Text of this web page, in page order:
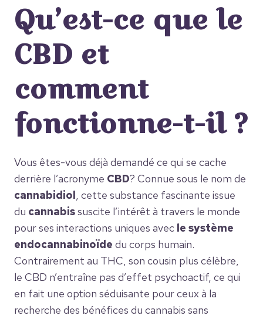
Qu’est-ce que le
CBD et
comment
fonctionne-t-il ?
Vous êtes-vous déjà demandé ce qui se cache
derrière l’acronyme CBD? Connue sous le nom de
cannabidiol, cette substance fascinante issue
du cannabissuscite l’intérêt à travers le monde
pour ses interactions uniques avec le système
endocannabinoïde du corps humain.
Contrairement au THC, son cousin plus célèbre,
le CBD n’entraîne pas d’effet psychoactif, ce qui
en fait une option séduisante pour ceux à la
recherche des bénéfices du cannabis sans